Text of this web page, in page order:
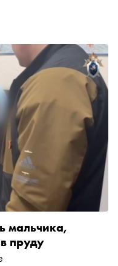
мальчика,
пруду